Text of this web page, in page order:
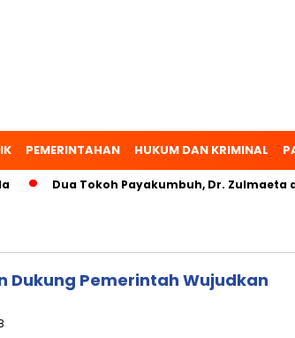
PEMERINTAHAN HUKUM DAN KRIMINAL
Dua Tokoh Payakumbuh, Dr. Zulmaeta
Dukung Pemerintah Wujudkan